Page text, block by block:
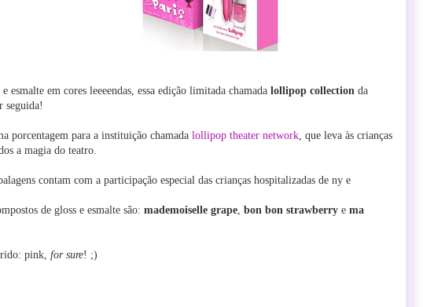
esmalte em cores leeeendas, essa edição limitada chamada lollipop collection da
seguida!
porcentagem para a instituição chamada lollipop theater network, que leva às crianças
a magia do teatro.
contam com a participação especial das crianças hospitalizadas de ny e
de gloss e esmalte são: mademoiselle grape, bon bon strawberry e ma
pink, for sure! ;)